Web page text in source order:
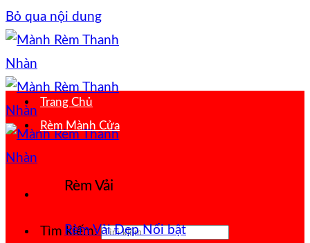
Bỏ qua nội dung
Tìm kiếm:
Trang Chủ
Rèm Mành Cửa
Rèm Vải
Rèm Vải Đẹp